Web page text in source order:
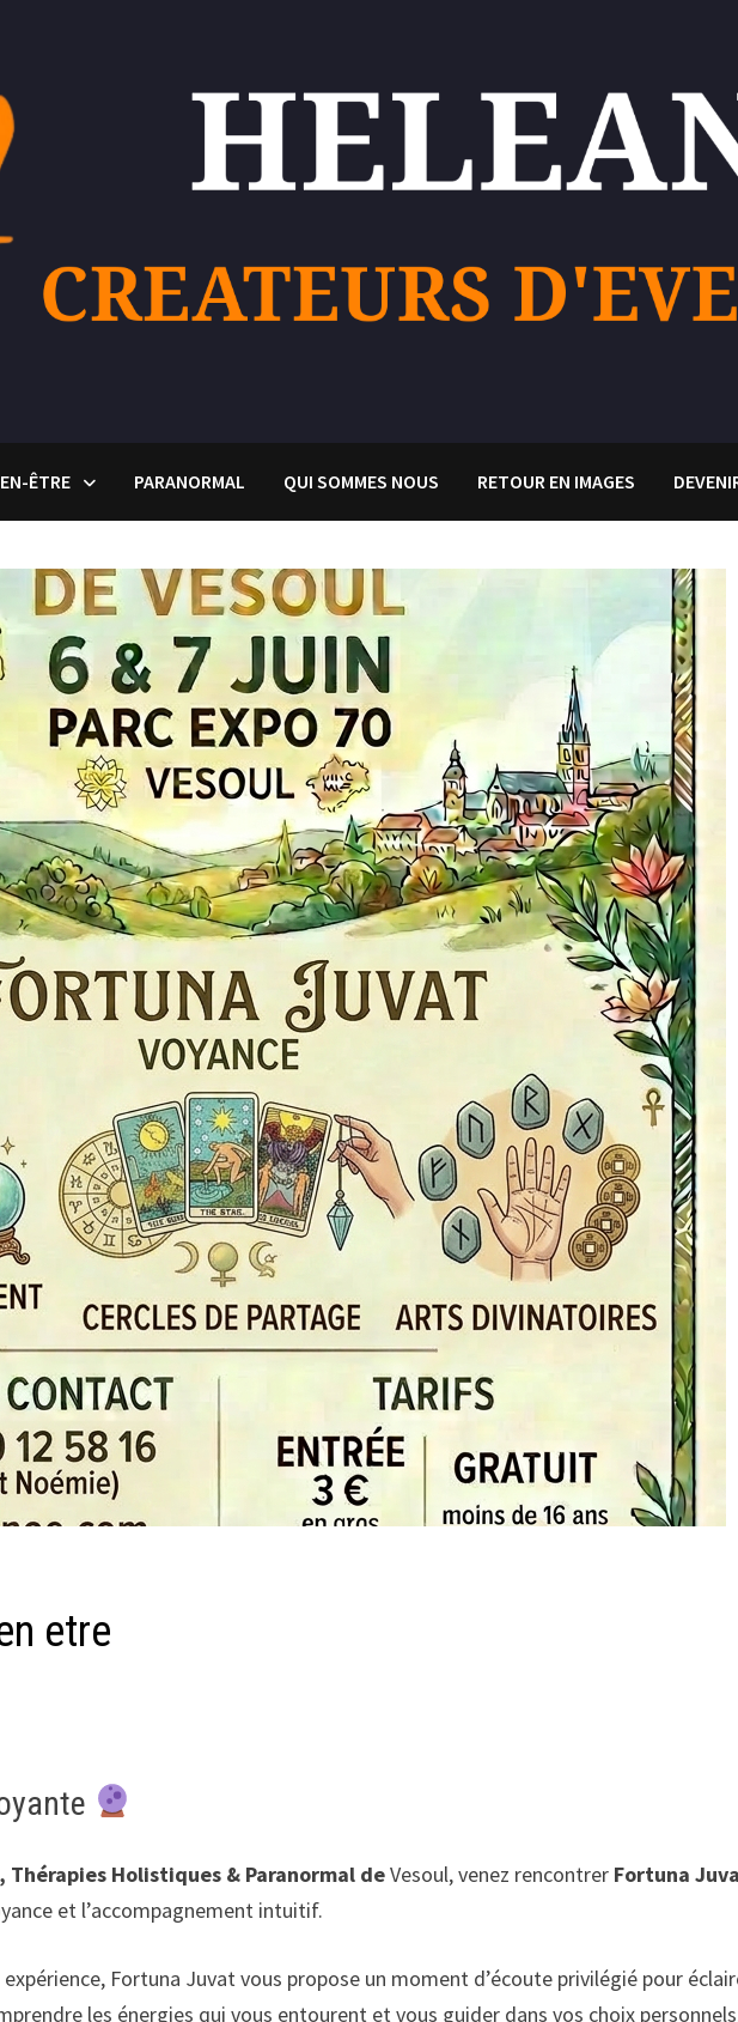
ÊTRE PARANORMAL QUI SOMMES NOUS RETOUR EN IMAGES
etre
Thérapies Holistiques & Paranormal deVesoul, venez rencontrer Fortuna
et l’accompagnement intuitif.
Fortuna Juvat vous propose un moment d’écoute privilégié pour
les énergies qui vous entourent et vous guider dans vos choix